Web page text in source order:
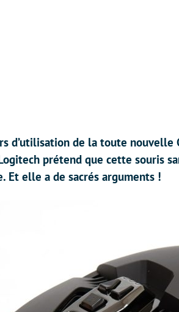
d’utilisation de la toute nouvelle
prétend que cette souris
Et elle a de sacrés arguments !